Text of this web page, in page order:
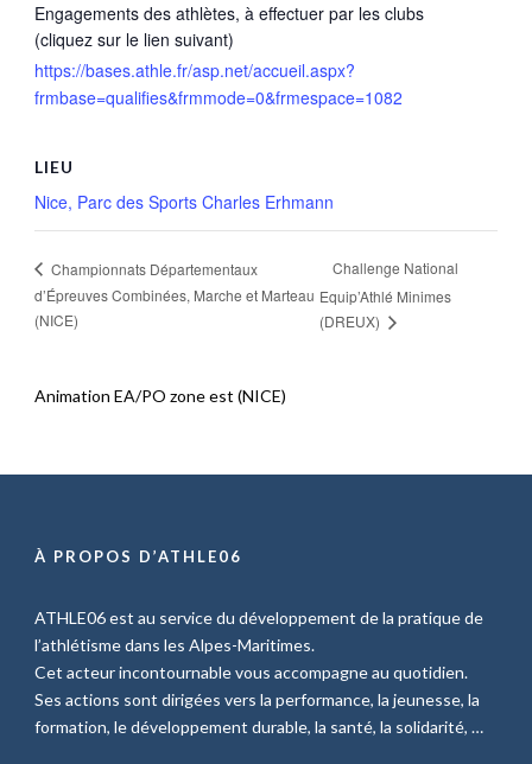
Engagements des athlètes, à effectuer par les clubs
(cliquez sur le lien suivant)
https://bases.athle.fr/asp.net/accueil.aspx?
frmbase=qualifies&frmmode=0&frmespace=1082
LIEU
Nice, Parc des Sports Charles Erhmann
Championnats Départementaux
d’Épreuves Combinées, Marche et Marteau
(NICE)
Challenge National
Equip’Athlé Minimes
(DREUX)
Animation EA/PO zone est (NICE)
À PROPOS D’ATHLE06
ATHLE06 est au service du développement de la pratique de
l’athlétisme dans les Alpes-Maritimes.
Cet acteur incontournable vous accompagne au quotidien.
Ses actions sont dirigées vers la performance, la jeunesse, la
formation, le développement durable, la santé, la solidarité, …